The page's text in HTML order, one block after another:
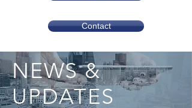
Contact
NEWS &
UPDATES